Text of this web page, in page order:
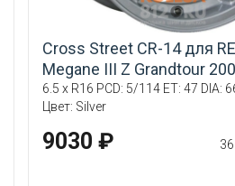
Cross Street CR-14 для
Megane III Z Grandtour
6.5 x R16 PCD: 5/114 ET: 47 DIA:
Цвет: Silver
9030 ₽